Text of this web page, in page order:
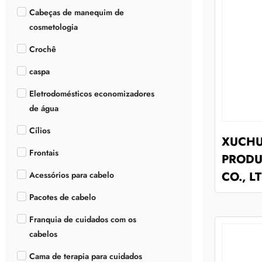
Cabeças de manequim de
cosmetologia
Crochê
caspa
Eletrodomésticos economizadores
de água
Cílios
Frontais
Acessórios para cabelo
Pacotes de cabelo
Franquia de cuidados com os
cabelos
Cama de terapia para cuidados
CO.,